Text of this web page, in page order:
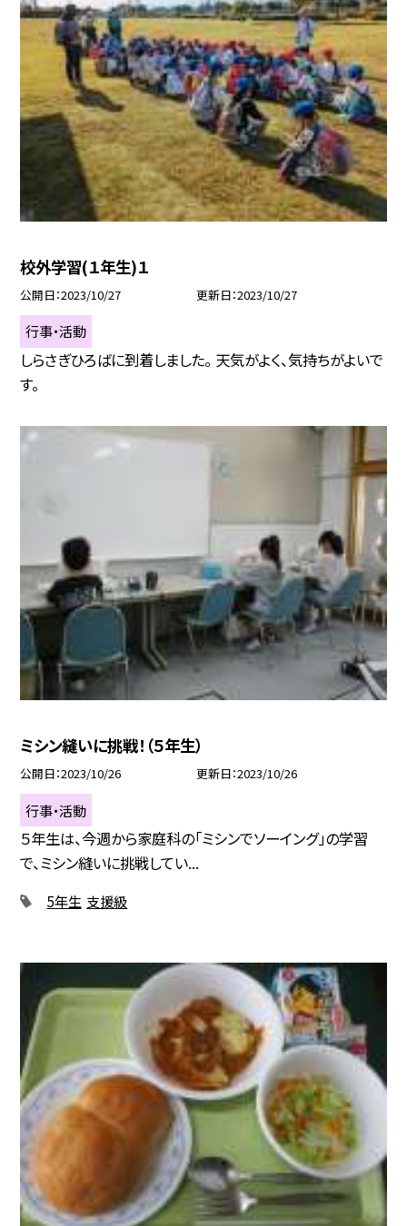
校外学習(１年生)１
公開日 2023/10/27 更新日 2023/10/27
行事・活動
しらさぎひろばに到着しました。 天気がよく、気持ちがよいで
す。
ミシン縫いに挑戦！（５年生）
公開日 2023/10/26 更新日 2023/10/26
行事・活動
５年生は、今週から家庭科の「ミシンでソーイング」の学習
で、ミシン縫いに挑戦してい...
5年生 支援級